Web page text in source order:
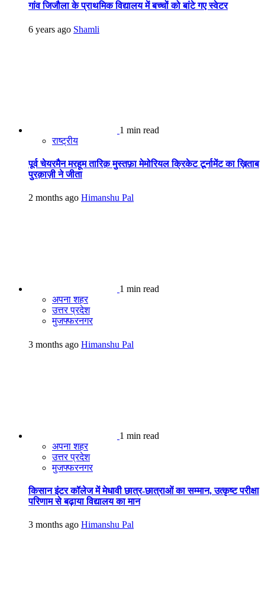
गांव जिजौला के प्राथमिक विद्यालय में बच्चों को बांटे गए स्वेटर
6 years ago Shamli
1 min read
राष्ट्रीय
पूर्व चेयरमैन मरहूम तारिक़ मुस्तफ़ा मेमोरियल क्रिकेट टूर्नामेंट का ख़िताब
पुरक़ाज़ी ने जीता
2 months ago Himanshu Pal
1 min read
अपना शहर
उत्तर प्रदेश
मुजफ्फरनगर
3 months ago Himanshu Pal
1 min read
अपना शहर
उत्तर प्रदेश
मुजफ्फरनगर
किसान इंटर कॉलेज में मेधावी छात्र-छात्राओं का सम्मान, उत्कृष्ट परीक्षा
परिणाम से बढ़ाया विद्यालय का मान
3 months ago Himanshu Pal